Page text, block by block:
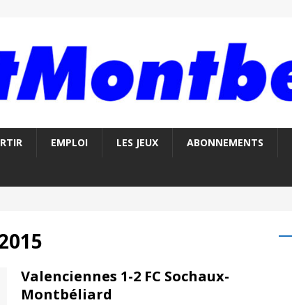
EMPLOI LES JEUX ABONNEMENTS
Valenciennes 1-2 FC Sochaux-
Montbéliard